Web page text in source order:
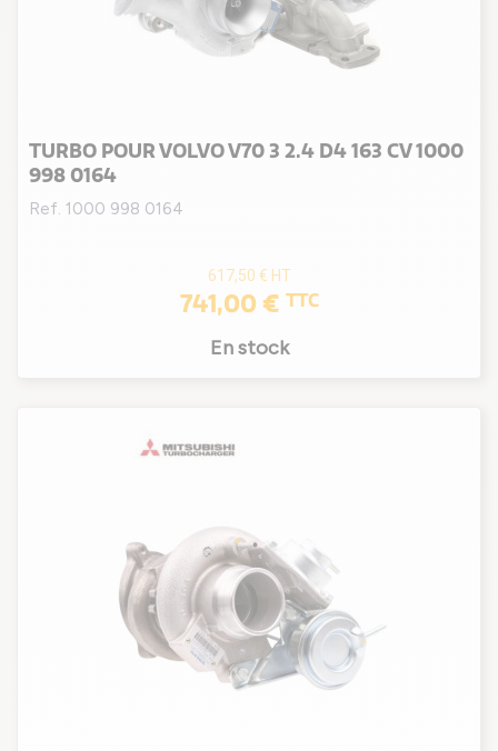
TURBO POUR VOLVO V70 3 2.4 D4 163 CV 1000
998 0164
Ref. 1000 998 0164
617,50 € HT
741,00 € TTC
En stock